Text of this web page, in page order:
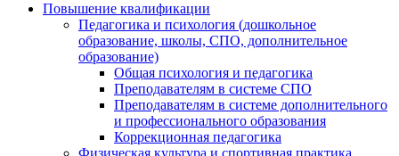
Повышение квалификации
Педагогика и психология (дошкольное
образование, школы, СПО, дополнительное
образование)
Общая психология и педагогика
Преподавателям в системе СПО
Преподавателям в системе дополнительного
и профессионального образования
Коррекционная педагогика
Физическая культура и спортивная практика